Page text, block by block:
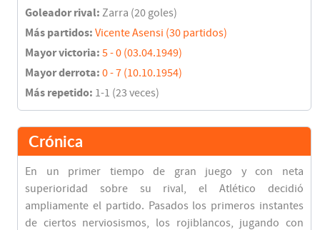
Goleador rival: Zarra (20 goles)
Más partidos: Vicente Asensi (30 partidos)
Mayor victoria: 5 - 0 (03.04.1949)
Mayor derrota: 0 - 7 (10.10.1954)
Más repetido: 1-1 (23 veces)
Crónica
En un primer tiempo de gran juego y con neta
superioridad sobre su rival, el Atlético decidió
ampliamente el partido. Pasados los primeros instantes
de ciertos nerviosismos, los rojiblancos, jugando con